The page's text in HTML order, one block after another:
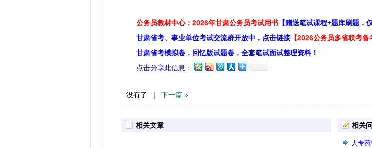
公务员教材中心：2026年甘肃公务员考试用书 【赠送笔试课程+题库刷题，
甘肃省考、事业单位考试交流群开放中，点击链接 【2026公务员多省联考备
甘肃省考模拟卷，回忆版试题卷，全套笔试面试整理资料！
点击分享此信息：
没有了 | 下一篇 »
相关文章 相关
大专